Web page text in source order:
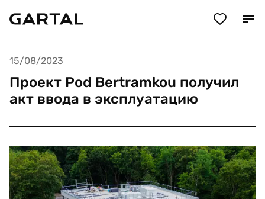
15/08/2023
Проект Pod Bertramkou получил
акт ввода в эксплуатацию